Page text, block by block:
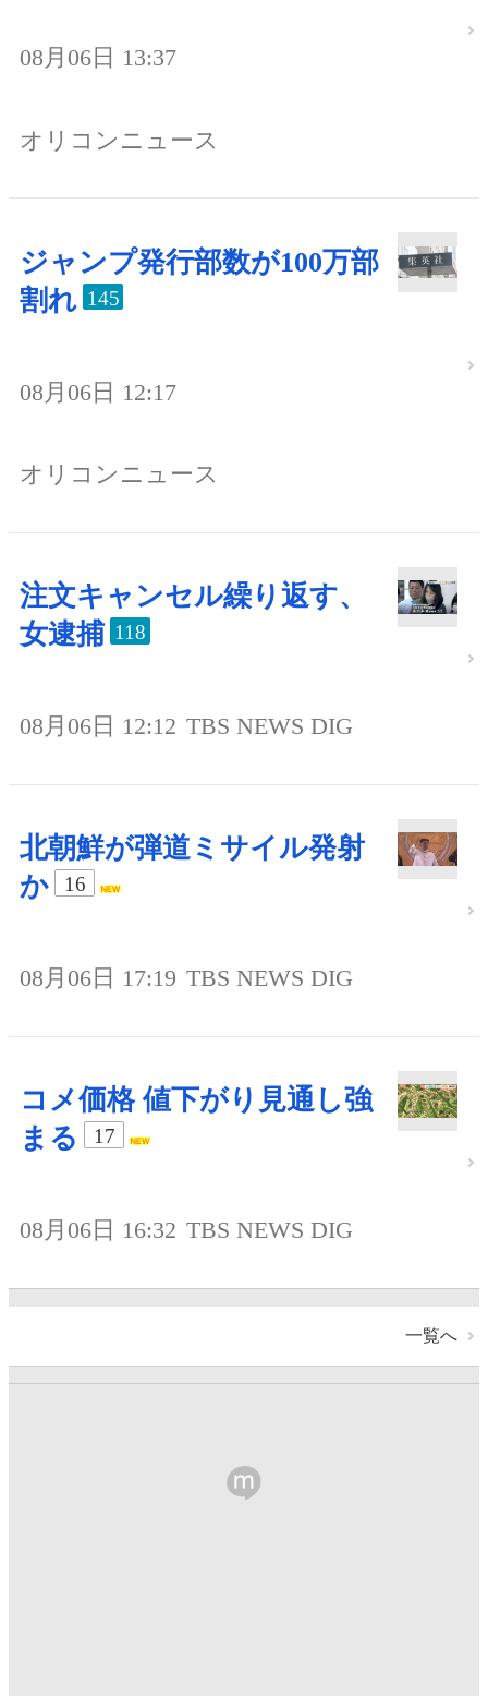
08月06日 13:37
オリコンニュース
ジャンプ発行部数が100万部
割れ 145
08月06日 12:17
オリコンニュース
注文キャンセル繰り返す、
女逮捕 118
08月06日 12:12 TBS NEWS DIG
北朝鮮が弾道ミサイル発射
か
16
08月06日 17:19 TBS NEWS DIG
コメ価格 値下がり見通し強
まる
17
08月06日 16:32 TBS NEWS DIG
一覧へ